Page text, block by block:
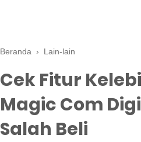
Beranda › Lain-lain
Cek Fitur
Magic Com
Salah Beli